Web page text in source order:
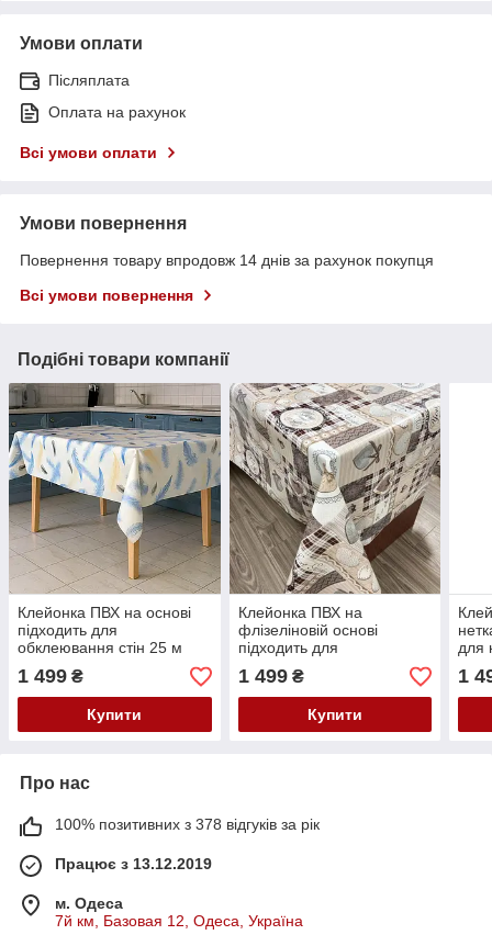
Умови оплати
Післяплата
Оплата на рахунок
Всі умови оплати
Умови повернення
Повернення товару впродовж 14 днів за рахунок покупця
Всі умови повернення
Подібні товари компанії
Клейонка ПВХ на основі
підходить для
обклеювання стін 25 м
1 499 ₴
Купити
Клейонка ПВХ на
флізеліновій основі
підходить для
обклеювання стін 25 м
1 499₴
Купити
для
1
Про нас
100% позитивних з 378 відгуків за рік
Працює з 13.12.2019
м. Одеса
7й км, Базовая 12, Одеса, Україна